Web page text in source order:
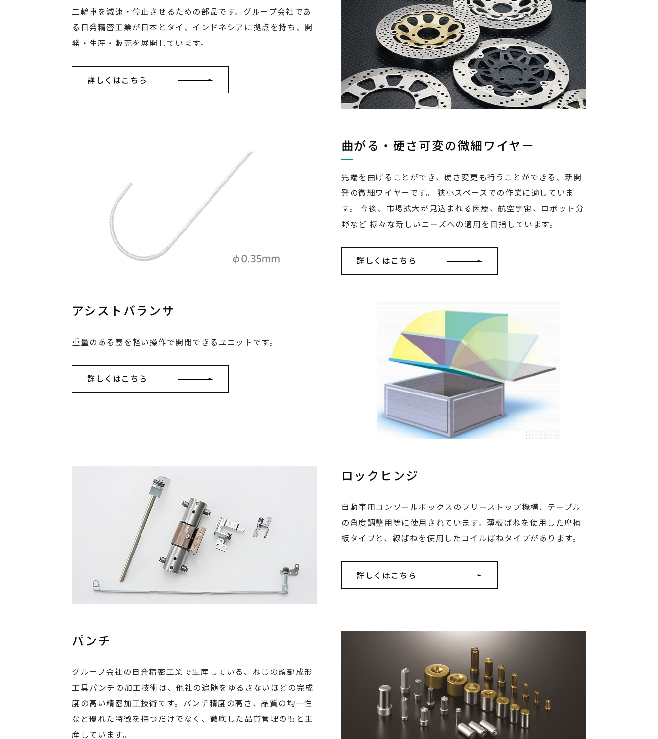
二輪車を減速・停止させるための部品です。グループ会社であ
る日発精密工業が日本とタイ、インドネシアに拠点を持ち、開
発・生産・販売を展開しています。
詳しくはこちら
曲がる・硬さ可変の微細ワイヤー
先端を曲げることができ、硬さ変更も行うことができる、新開
発の微細ワイヤーです。 狭小スペースでの作業に適していま
す。 今後、市場拡大が見込まれる医療、航空宇宙、ロボット分
野など 様々な新しいニーズへの適用を目指しています。
詳しくはこちら
アシストバランサ
重量のある蓋を軽い操作で開閉できるユニットです。
詳しくはこちら
ロックヒンジ
自動車用コンソールボックスのフリーストップ機構、テーブル
の角度調整用等に使用されています。薄板ばねを使用した摩擦
板タイプと、線ばねを使用したコイルばねタイプがあります。
詳しくはこちら
パンチ
グループ会社の日発精密工業で生産している、ねじの頭部成形
工具パンチの加工技術は、他社の追随をゆるさないほどの完成
度の高い精密加工技術です。パンチ精度の高さ、品質の均一性
など優れた特徴を持つだけでなく、徹底した品質管理のもと生
産しています。